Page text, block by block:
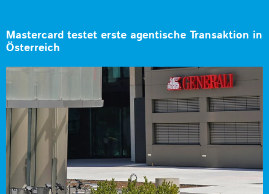
Mastercard testet erste agentische Transaktion in
Österreich